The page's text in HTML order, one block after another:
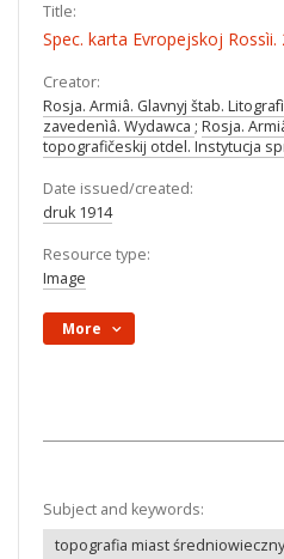
Title:
Spec. karta Evropejskoj Rossìi.
Creator:
Rosja. Armiâ. Glavnyj štab.
zavedenìâ. Wydawca ; Rosja.
topografičeskij otdel. Instytucja
Date issued/created:
druk 1914
Resource type:
Image
More
Subject and keywords:
topografia miast